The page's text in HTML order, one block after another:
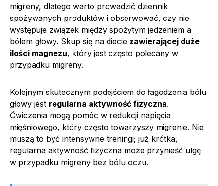
migreny, dlatego warto prowadzić dziennik
spożywanych produktów i obserwować, czy nie
występuje związek między spożytym jedzeniem a
bólem głowy. Skup się na diecie zawierającej duże
ilości magnezu, który jest często polecany w
przypadku migreny.
Kolejnym skutecznym podejściem do łagodzenia bólu
głowy jest regularna aktywność fizyczna.
Ćwiczenia mogą pomóc w redukcji napięcia
mięśniowego, który często towarzyszy migrenie. Nie
muszą to być intensywne treningi; już krótka,
regularna aktywność fizyczna może przynieść ulgę
w przypadku migreny bez bólu oczu.